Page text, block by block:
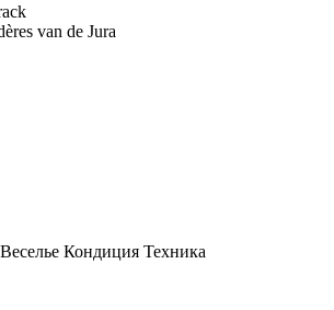
van de Jura
Веселье Кондиция Техника